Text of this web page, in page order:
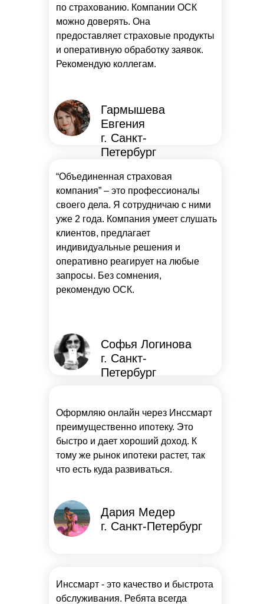
по страхованию. Компании ОСК
можно доверять. Она
предоставляет страховые продукты
и оперативную обработку заявок.
Рекомендую коллегам.
Гармышева
Евгения
г. Санкт-
Петербург
“Объединенная страховая
компания” – это профессионалы
своего дела. Я сотрудничаю с ними
уже 2 года. Компания умеет слушать
клиентов, предлагает
индивидуальные решения и
оперативно реагирует на любые
запросы. Без сомнения,
рекомендую ОСК.
Софья Логинова
г. Санкт-
Петербург
Оформляю онлайн через Инссмарт
преимущественно ипотеку. Это
быстро и дает хороший доход. К
тому же рынок ипотеки растет, так
что есть куда развиваться.
Дария Медер
г. Санкт-Петербург
Инссмарт - это качество и быстрота
обслуживания. Ребята всегда